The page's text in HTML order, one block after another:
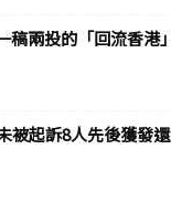
稿兩投的「回流香港」
被起訴8人先後獲發還